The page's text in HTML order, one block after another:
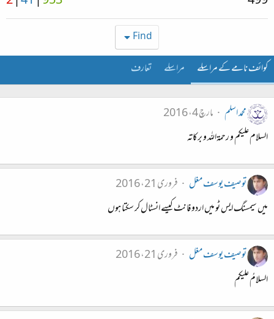
Find
کوائف نامے کے مراسلے مراسلے تعارف
محمد اسلم
مارچ 4، 2016
السلام علیکم و رحمۃاللہ و برکاتہ
توصیف یوسف مغل
فروری 21، 2016
میں سیمسنگ ایس ٹو میں اردو فانٹ کیسے انسٹال کر سکتا ہوں
توصیف یوسف مغل
فروری 21، 2016
السلامُ علیکم